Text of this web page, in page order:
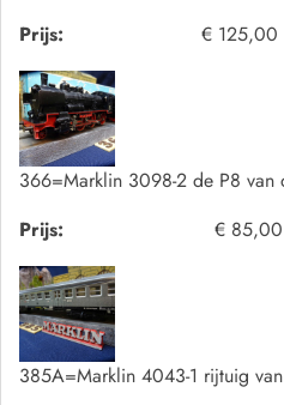
Prijs:
€ 125,00
366=Marklin 3098-2 de P8 van
Prijs:
€ 85,00
385A=Marklin 4043-1 rijtuig